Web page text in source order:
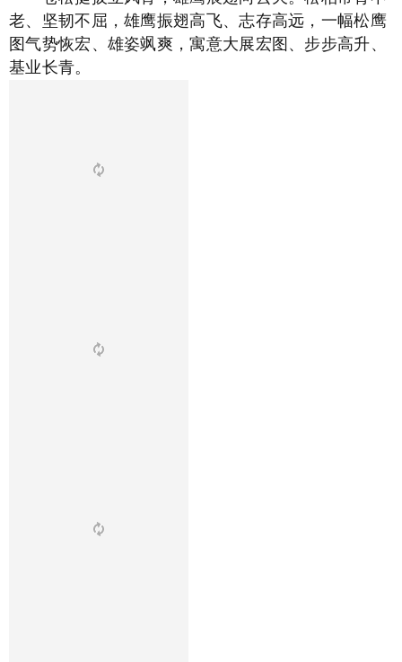
老、坚韧不屈，雄鹰振翅高飞、志存高远，一幅松鹰
图气势恢宏、雄姿飒爽，寓意大展宏图、步步高升、
基业长青。